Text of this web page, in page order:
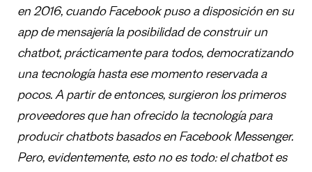
en 2016, cuando Facebook puso a disposición en su
app de mensajería la posibilidad de construir un
chatbot, prácticamente para todos, democratizando
una tecnología hasta ese momento reservada a
pocos. A partir de entonces, surgieron los primeros
proveedores que han ofrecido la tecnología para
producir chatbots basados en Facebook Messenger.
Pero, evidentemente, esto no es todo: el chatbotes